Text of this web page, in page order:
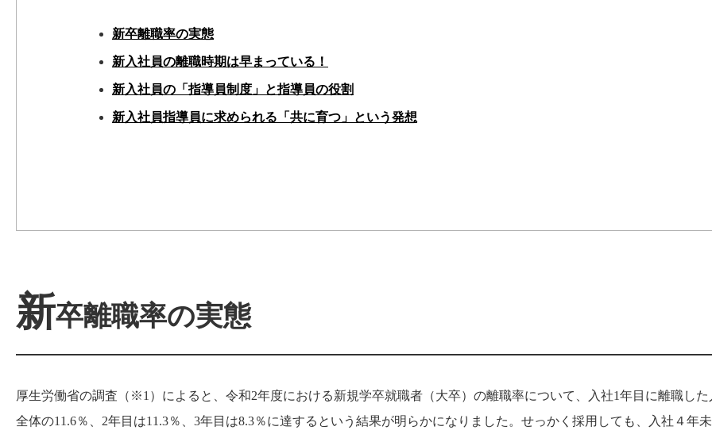
新卒離職率の実態
新入社員の離職時期は早まっている！
新入社員の「指導員制度」と指導員の役割
新入社員指導員に求められる「共に育つ」という発想
新卒離職率の実態
厚生労働省の調査（※1）によると、令和2年度における新規学卒就職者（大卒）の離職率について、入社1年目に離職した
全体の11.6％、2年目は11.3％、3年目は8.3％に達するという結果が明らかになりました。せっかく採用しても、入社４年